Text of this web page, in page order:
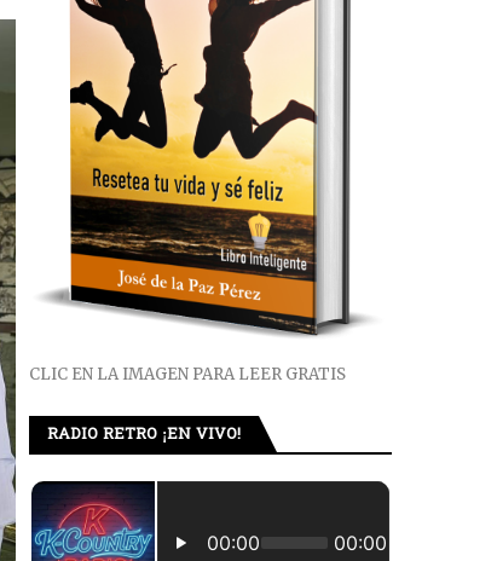
CLIC EN LA IMAGEN PARA LEER GRATIS
RADIO RETRO ¡EN VIVO!